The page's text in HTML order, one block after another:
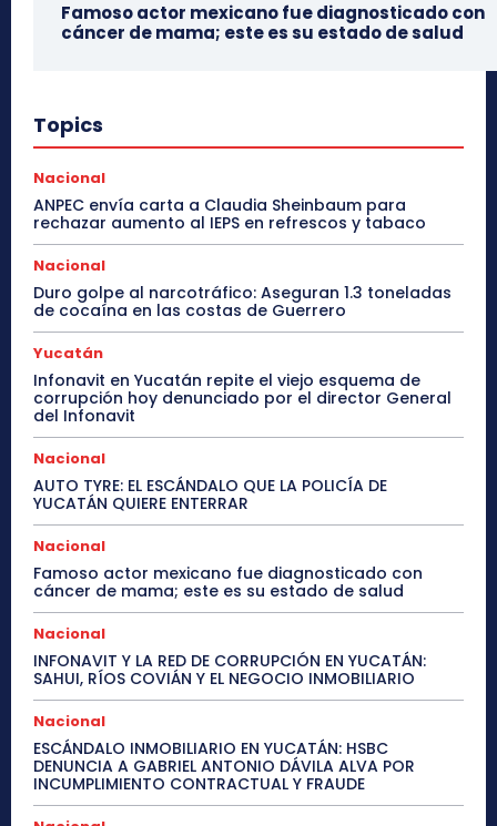
Famoso actor mexicano fue diagnosticado con
cáncer de mama; este es su estado de salud
Topics
Nacional
ANPEC envía carta a Claudia Sheinbaum para
rechazar aumento al IEPS en refrescos y tabaco
Nacional
Duro golpe al narcotráfico: Aseguran 1.3 toneladas
de cocaína en las costas de Guerrero
Yucatán
Infonavit en Yucatán repite el viejo esquema de
corrupción hoy denunciado por el director General
del Infonavit
Nacional
AUTO TYRE: EL ESCÁNDALO QUE LA POLICÍA DE
YUCATÁN QUIERE ENTERRAR
Nacional
Famoso actor mexicano fue diagnosticado con
cáncer de mama; este es su estado de salud
Nacional
INFONAVIT Y LA RED DE CORRUPCIÓN EN YUCATÁN:
SAHUI, RÍOS COVIÁN Y EL NEGOCIO INMOBILIARIO
Nacional
ESCÁNDALO INMOBILIARIO EN YUCATÁN: HSBC
DENUNCIA A GABRIEL ANTONIO DÁVILA ALVA POR
INCUMPLIMIENTO CONTRACTUAL Y FRAUDE